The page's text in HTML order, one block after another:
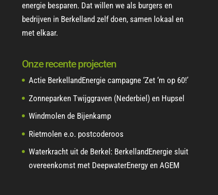
energie besparen. Dat willen we als burgers en
bedrijven in Berkelland zelf doen, samen lokaal en
met elkaar.
Onze recente projecten
Actie BerkellandEnergie campagne ‘Zet ‘m op 60!’
Zonneparken Twijggraven (Nederbiel) en Hupsel
Windmolen de Bijenkamp
Rietmolen e.o. postcoderoos
Waterkracht uit de Berkel: BerkellandEnergie sluit
overeenkomst met DeepwaterEnergy en AGEM